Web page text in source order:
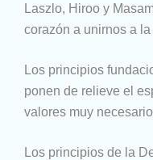
Laszlo, Hiroo y
corazón a unirnos a
Los principios
ponen de relieve el
valores muy
Los principios de la